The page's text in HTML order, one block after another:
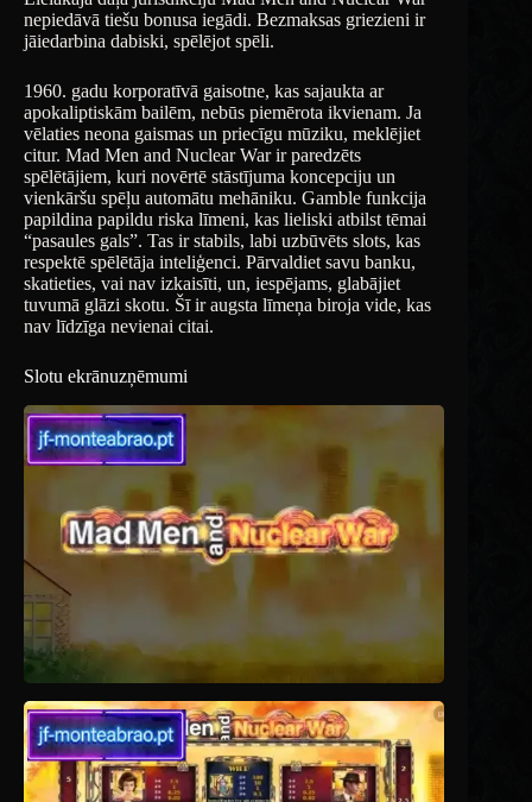
nepiedāvā tiešu bonusa iegādi. Bezmaksas griezieni ir
jāiedarbina dabiski, spēlējot spēli.
1960. gadu korporatīvā gaisotne, kas sajaukta ar
apokaliptiskām bailēm, nebūs piemērota ikvienam. Ja
vēlaties neona gaismas un priecīgu mūziku, meklējiet
citur. Mad Men and Nuclear War ir paredzēts
spēlētājiem, kuri novērtē stāstījuma koncepciju un
vienkāršu spēļu automātu mehāniku. Gamble funkcija
papildina papildu riska līmeni, kas lieliski atbilst tēmai
“pasaules gals”. Tas ir stabils, labi uzbūvēts slots, kas
respektē spēlētāja inteliģenci. Pārvaldiet savu banku,
skatieties, vai nav izkaisīti, un, iespējams, glabājiet
tuvumā glāzi skotu. Šī ir augsta līmeņa biroja vide, kas
nav līdzīga nevienai citai.
Slotu ekrānuzņēmumi